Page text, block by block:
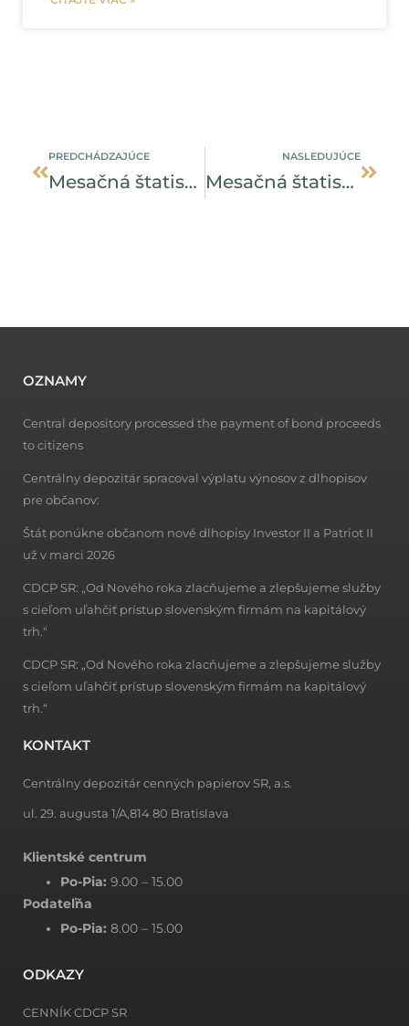
PREDCHÁDZAJÚCE
Mesačná štatistika – december 2023
NASLEDUJÚCE
Mesačná štatistika – január 2024
OZNAMY
Central depository processed the payment of bond proceeds
to citizens
Centrálny depozitár spracoval výplatu výnosov z dlhopisov
pre občanov:
Štát ponúkne občanom nové dlhopisy Investor II a Patriot II
už v marci 2026
CDCP SR: „Od Nového roka zlacňujeme a zlepšujeme služby
s cieľom uľahčiť prístup slovenským firmám na kapitálový
trh.“
CDCP SR: „Od Nového roka zlacňujeme a zlepšujeme služby
s cieľom uľahčiť prístup slovenským firmám na kapitálový
trh.“
KONTAKT
Centrálny depozitár cenných papierov SR, a.s.
ul. 29. augusta 1/A,814 80 Bratislava
Klientské centrum
Po-Pia: 9.00 – 15.00
Podateľňa
Po-Pia:8.00 – 15.00
ODKAZY
CENNÍK CDCP SR